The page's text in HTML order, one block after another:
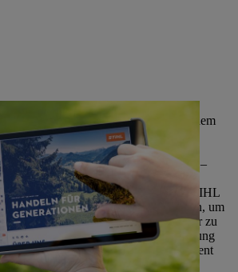
entwickelt mit dem
Nachhaltigkeitspolitik
Engagement zu bündeln und
zu stärken. In drei Fokusfeldern –
und Sorgfalt – hat sich das
2030 ambitionierte Ziele gesetzt. STIHL
und weiterhin fair arbeiten, um
die Arbeit mit und in der Natur zu
ein messbarer Beitrag zur Erreichung
Entwicklung (Sustainable Development
geleistet werden.